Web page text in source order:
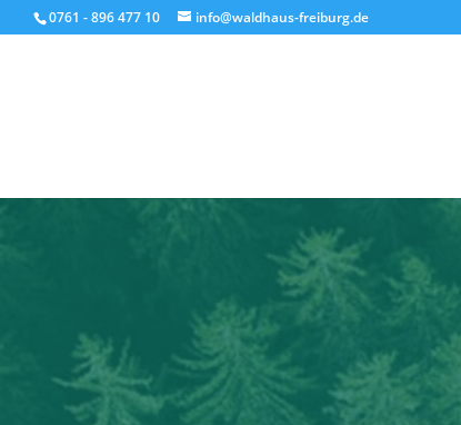
0761 - 896 477 10 info@waldhaus-freiburg.de